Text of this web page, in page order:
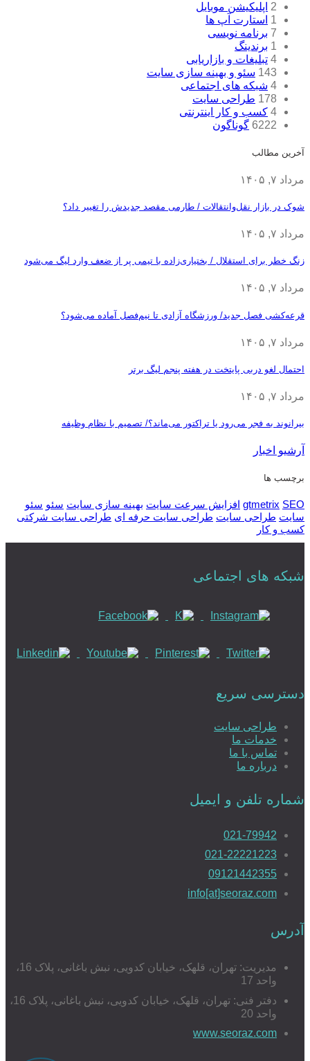
2 اپلیکیشن موبایل
1 استارت آپ ها
7 برنامه نویسی
1 برندینگ
4 تبلیغات و بازاریابی
143 سئو و بهینه سازی سایت
4 شبکه های اجتماعی
178 طراحی سایت
4 کسب و کار اینترنتی
6222 گوناگون
آخرین مطالب
مرداد ۷, ۱۴۰۵
شوک در بازار نقل‌وانتقالات / طارمی مقصد جدیدش را تغییر داد؟
مرداد ۷, ۱۴۰۵
زنگ خطر برای استقلال / بختیاری‌زاده با تیمی پر از ضعف وارد لیگ می‌شود
مرداد ۷, ۱۴۰۵
قرعه‎‌کشی فصل جدید/ ورزشگاه آزادی تا نیم‌فصل آماده می‌شود؟
مرداد ۷, ۱۴۰۵
احتمال لغو دربی پایتخت در هفته پنجم لیگ برتر
مرداد ۷, ۱۴۰۵
بیرانوند به فجر می‌رود یا تراکتور می‌ماند؟/ تصمیم با نظام وظیفه
آرشیو اخبار
برچسب ها
gtmetrix SEO افزایش سرعت سایت بهینه سازی سایت سئو سئو
سایت طراحی سایت طراحی سایت حرفه ای طراحی سایت شرکتی
کسب و کار
شبکه های اجتماعی
دسترسی سریع
طراحی سایت
خدمات ما
تماس با ما
درباره ما
شماره تلفن و ایمیل
021-79942
021-22221223
09121442355
info[at]seoraz.com
آدرس
مدیریت: تهران، قلهک، خیابان کدویی، نبش باغانی، پلاک 16،
واحد 17
دفتر فنی: تهران، قلهک، خیابان کدویی، نبش باغانی، پلاک 16،
واحد 20
www.seoraz.com